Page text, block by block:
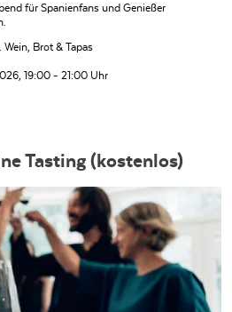
für Spanienfans und Genießer
Brot & Tapas
19:00 - 21:00 Uhr
Tasting (kostenlos)